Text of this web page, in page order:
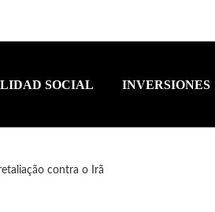
SOCIAL INVERSIONES
contra o Irã